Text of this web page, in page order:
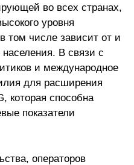
во всех странах,
уровня
том числе зависит от и
населения. В связи с
и международное
для расширения
которая способна
показатели
операторов